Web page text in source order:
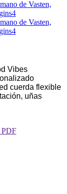
Vibes
cuerda flexible
uñas
PDF